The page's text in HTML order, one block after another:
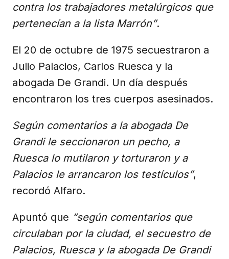
contra los trabajadores metalúrgicos que
pertenecían a la lista Marrón”.
El 20 de octubre de 1975 secuestraron a
Julio Palacios, Carlos Ruesca y la
abogada De Grandi. Un día después
encontraron los tres cuerpos asesinados.
Según comentarios a la abogada De
Grandi le seccionaron un pecho, a
Ruesca lo mutilaron y torturaron y a
Palacios le arrancaron los testículos”,
recordó Alfaro.
Apuntó que “según comentarios que
circulaban por la ciudad, el secuestro de
Palacios, Ruesca y la abogada De Grandi